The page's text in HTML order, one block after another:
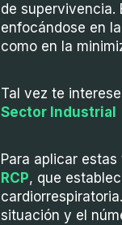
de supervivencia.
enfocándose en
como en la
Tal vez te
Sector Industrial
Para aplicar
RCP, que
situación y el